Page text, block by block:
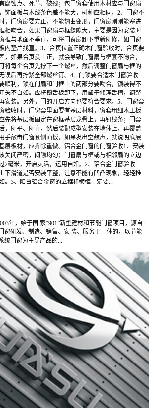
腐蚀点、死节、破残；包门窗套使用木材应与门窗扇
饰面板与木线条色差不能大，树种应相同。2、门窗不
，门窗扇要方正，不能翘曲变形，门窗扇刚刚能塞进
相吻合，如果门窗扇与框缝隙大，主要是因为安装时
框与地面不垂直，可将门窗扇卸下重新刨修，如门窗
内垫片找直。3、合页位置正确木门窗验收时，合页要
，如果合页没上正，就会导致门窗扇与框套不吻合，
将每个合页先拧下一个螺丝，然后调整门窗扇与框的
误后再拧紧全部螺丝钉。4、门锁要合适木门窗验收
顺利，锁在门扇和门框上的两部分要吻合，锁装得不
关不自如。应将锁舌板卸下，用凿子修理舌槽，调整
安装。另外，门的开启方向也要符合要求。5、门窗套
验收时，门窗套里面要有基层材料，窗套用细木工板
先将基层板固定在窗框基层龙骨上，再钉线条；门套
，刨平、刨直，然后装配成型安装在墙体上，再覆盖
手敲击门窗套侧面板，如果发出空鼓声，就说明底层
层板材，应折除重做。铝合金门窗的门窗验收1、安装
关闭严密，间隙均匀；门窗扇与框或与相邻扇的立边
2毫米，开启灵活，运用自如。2、铝合金门窗验收
下滑道是否安装平整，注意不能有凹凸现象，轻轻推
。3、阳台铝合金窗的立框和横框一定要...
年，始于国 家“901”新型建材和节能门窗项目，源自
窗研发、制造、销售、安 装、服务于一体的，以节能
统门窗为主导产品的...